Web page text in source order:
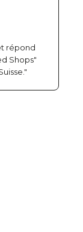
répond
Shops"